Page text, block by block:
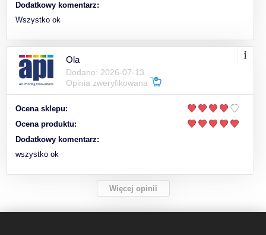
Dodatkowy komentarz:
Wszystko ok
Ola
Dodano: 2026-07-13
Opinia zweryfikowana
Ocena sklepu:
Ocena produktu:
Dodatkowy komentarz:
wszystko ok
Więcej opinii